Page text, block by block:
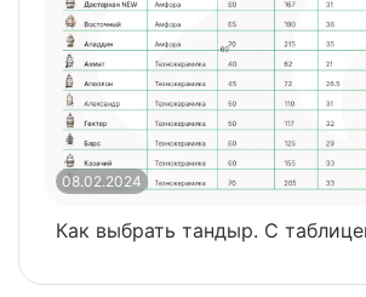
08.02.2024
Как выбрать тандыр. С